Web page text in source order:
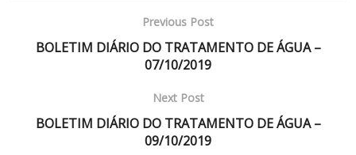
Previous Post
BOLETIM DIÁRIO DO TRATAMENTO DE ÁGUA –
07/10/2019
Next Post
BOLETIM DIÁRIO DO TRATAMENTO DE ÁGUA –
09/10/2019